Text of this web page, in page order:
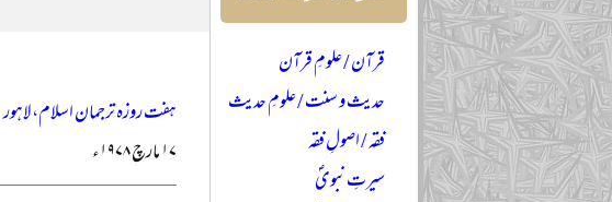
ہفت روزہ ترجمان اسلام، لاہور
۱۷ مارچ ۱۹۷۸ء
قرآن / علومِ قرآن
حدیث و سنت / علومِ حدیث
فقہ / اصولِ فقہ
سیرتِ نبویؐ